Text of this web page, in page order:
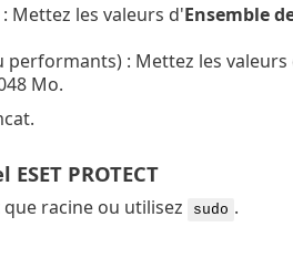
Mettez les valeurs d'Ensemble
performants) : Mettez les valeurs
Mo.
PROTECT
racine ou utilisez sudo .